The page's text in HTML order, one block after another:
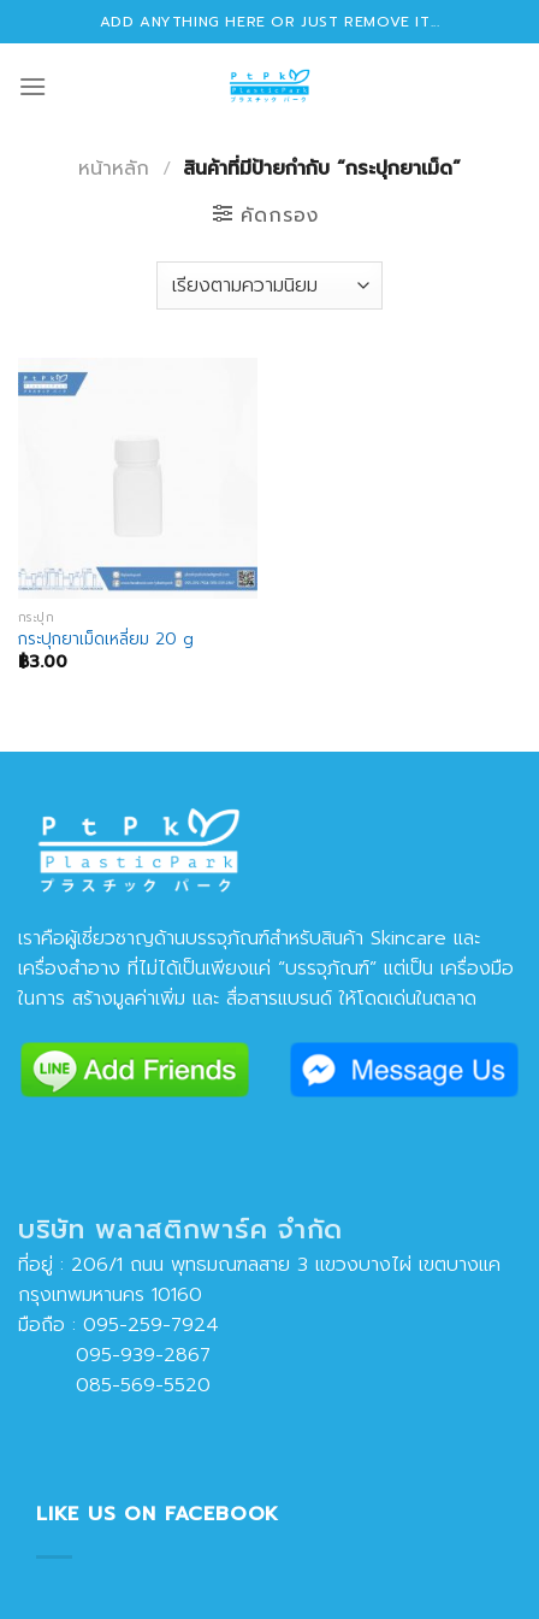
to
content
ADD ANYTHING HERE OR JUST REMOVE IT...
หน้าหลัก / สินค้าที่มีป้ายกำกับ “กระปุกยาเม็ด”
คัดกรอง
กระปุก
กระปุกยาเม็ดเหลี่ยม 20 g
฿3.00
เราคือผู้เชี่ยวชาญด้านบรรจุภัณฑ์สำหรับสินค้า Skincare และ
เครื่องสำอาง ที่ไม่ได้เป็นเพียงแค่ “บรรจุภัณฑ์” แต่เป็น เครื่องมือ
ในการ สร้างมูลค่าเพิ่ม และ สื่อสารแบรนด์ ให้โดดเด่นในตลาด
บริษัท พลาสติกพาร์ค จำกัด
ที่อยู่ : 206/1 ถนน พุทธมณฑลสาย 3 แขวงบางไผ่ เขตบางแค
กรุงเทพมหานคร 10160
มือถือ : 095-259-7924
095-939-2867
085-569-5520
LIKE US ON FACEBOOK